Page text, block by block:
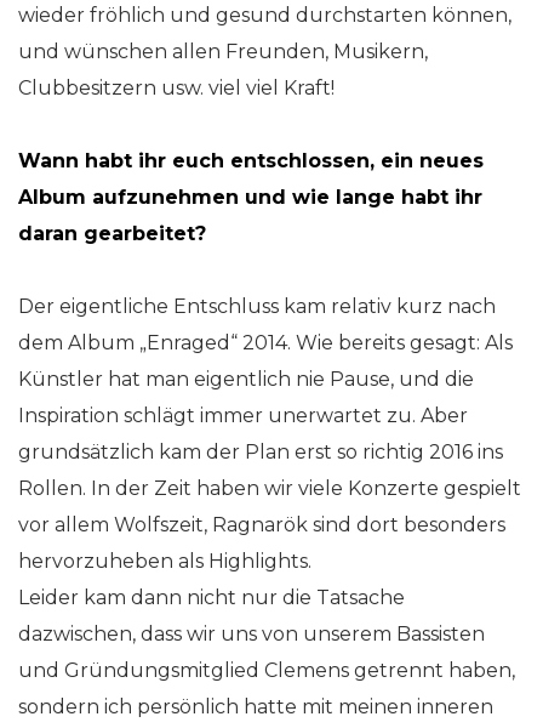
wieder fröhlich und gesund durchstarten können,
und wünschen allen Freunden, Musikern,
Clubbesitzern usw. viel viel Kraft!
Wann habt ihr euch entschlossen, ein neues
Album aufzunehmen und wie lange habt ihr
daran gearbeitet?
Der eigentliche Entschluss kam relativ kurz nach
dem Album „Enraged“ 2014. Wie bereits gesagt: Als
Künstler hat man eigentlich nie Pause, und die
Inspiration schlägt immer unerwartet zu. Aber
grundsätzlich kam der Plan erst so richtig 2016 ins
Rollen. In der Zeit haben wir viele Konzerte gespielt
vor allem Wolfszeit, Ragnarök sind dort besonders
hervorzuheben als Highlights.
Leider kam dann nicht nur die Tatsache
dazwischen, dass wir uns von unserem Bassisten
und Gründungsmitglied Clemens getrennt haben,
sondern ich persönlich hatte mit meinen inneren